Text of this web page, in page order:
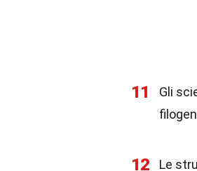
11
Gli
12
Le